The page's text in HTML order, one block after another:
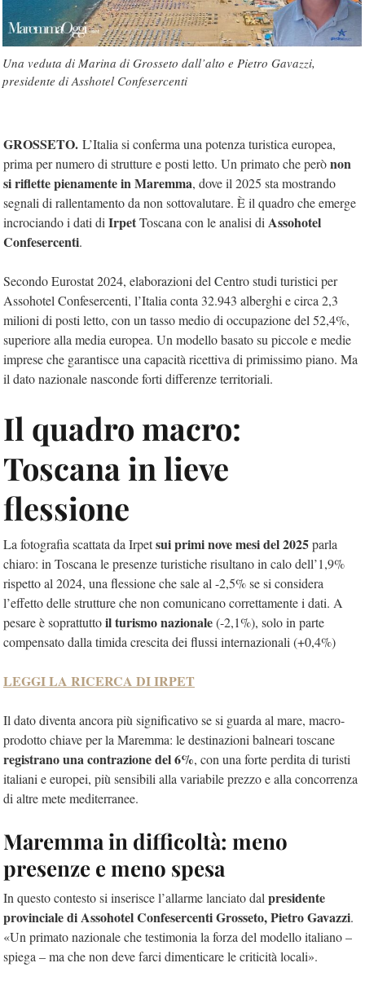
Una veduta di Marina di Grosseto dall’alto e Pietro Gavazzi,
presidente di Asshotel Confesercenti
GROSSETO. L’Italia si conferma una potenza turistica europea,
prima per numero di strutture e posti letto. Un primato che perònon
si riflette pienamente in Maremma, dove il 2025 sta mostrando
segnali di rallentamento da non sottovalutare. È il quadro che emerge
incrociando i dati di IrpetToscana con le analisi di Assohotel
Confesercenti.
Secondo Eurostat 2024, elaborazioni del Centro studi turistici per
Assohotel Confesercenti, l’Italia conta 32.943 alberghi e circa 2,3
milioni di posti letto, con un tasso medio di occupazione del 52,4%,
superiore alla media europea. Un modello basato su piccole e medie
imprese che garantisce una capacità ricettiva di primissimo piano. Ma
il dato nazionale nasconde forti differenze territoriali.
Il quadro macro:
Toscana in lieve
flessione
La fotografia scattata da Irpetsui primi nove mesi del 2025parla
chiaro: in Toscana le presenze turistiche risultano in calo dell’1,9%
rispetto al 2024, una flessione che sale al -2,5% se si considera
l’effetto delle strutture che non comunicano correttamente i dati. A
pesare è soprattuttoil turismo nazionale(-2,1%), solo in parte
compensato dalla timida crescita dei flussi internazionali (+0,4%)
LEGGI LA RICERCA DI IRPET
Il dato diventa ancora più significativo se si guarda al mare, macro-
prodotto chiave per la Maremma: le destinazioni balneari toscane
registrano una contrazione del 6%, con una forte perdita di turisti
italiani e europei, più sensibili alla variabile prezzo e alla concorrenza
di altre mete mediterranee.
Maremma in difficoltà: meno
presenze e meno spesa
In questo contesto si inserisce l’allarme lanciato dal presidente
provinciale di Assohotel Confesercenti Grosseto,Pietro Gavazzi.
«Un primato nazionale che testimonia la forza del modello italiano –
spiega – ma che non deve farci dimenticare le criticità locali».